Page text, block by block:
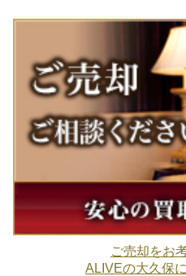
ご売却をお
ALIVEの大久保